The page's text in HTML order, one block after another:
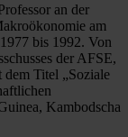
an der
am
bis 1992. Von
der AFSE,
dem Titel „Soziale
Kambodscha